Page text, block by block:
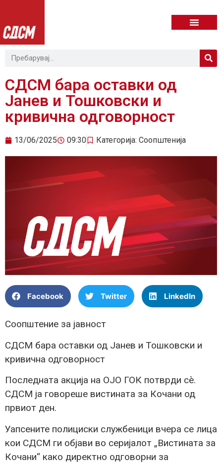
СДСМ бара оставки од
Јанев и Тошковски и
кривична одговорност
13/06/2025 09:30 Категорија: Соопштенија
Facebook Twitter LinkedIn
Соопштение за јавност
СДСМ бара оставки од Јанев и Тошковски и
кривична одговорност
Последната акција на ОЈО ГОК потврди сè.
СДСМ ја говореше вистината за Кочани од
првиот ден.
Уапсените полициски службеници вчера се лица
кои СДСМ ги објави во серијалот „Вистината за
Кочани“ како директно одговорни за